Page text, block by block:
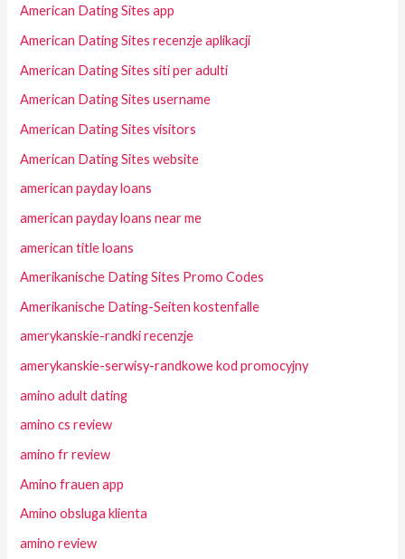
American Dating Sites app
American Dating Sites recenzje aplikacji
American Dating Sites siti per adulti
American Dating Sites username
American Dating Sites visitors
American Dating Sites website
american payday loans
american payday loans near me
american title loans
Amerikanische Dating Sites Promo Codes
Amerikanische Dating-Seiten kostenfalle
amerykanskie-randki recenzje
amerykanskie-serwisy-randkowe kod promocyjny
amino adult dating
amino cs review
amino fr review
Amino frauen app
Amino obsluga klienta
amino review